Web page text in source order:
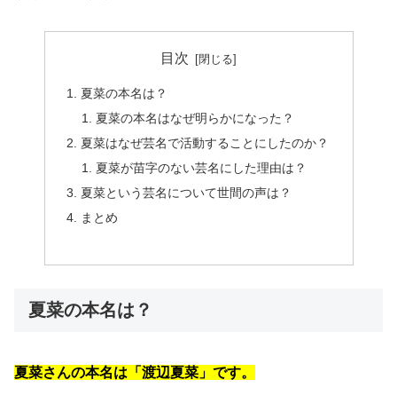
目次
夏菜の本名は？
夏菜の本名はなぜ明らかになった？
夏菜はなぜ芸名で活動することにしたのか？
夏菜が苗字のない芸名にした理由は？
夏菜という芸名について世間の声は？
まとめ
夏菜の本名は？
夏菜さんの本名は「渡辺夏菜」です。